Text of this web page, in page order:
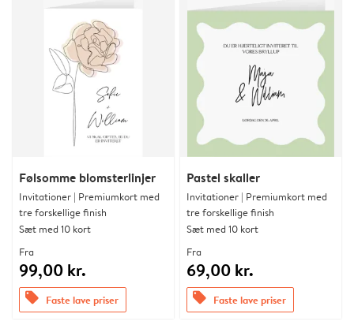
Følsomme blomsterlinjer
Invitationer | Premiumkort med
tre forskellige finish
Sæt med 10 kort
Fra
99,00 kr.
offers Faste lave priser
Pastel skaller
Invitationer | Premiumkort med
tre forskellige finish
Sæt med 10 kort
Fra
69,00 kr.
offers Faste lave priser